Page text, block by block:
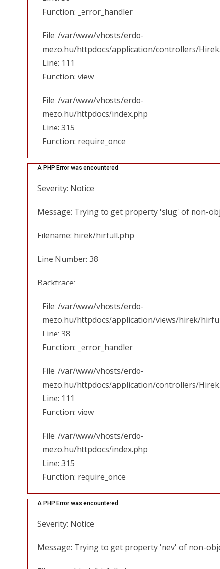
Function: _error_handler
File: /var/www/vhosts/erdo-
mezo.hu/httpdocs/application/controllers/
Line: 111
Function: view
File: /var/www/vhosts/erdo-
mezo.hu/httpdocs/index.php
Line: 315
Function: require_once
A PHP Error was encountered
Severity: Notice
Message: Trying to get property 'slug' of non-
Filename: hirek/hirfull.php
Line Number: 38
Backtrace:
File: /var/www/vhosts/erdo-
mezo.hu/httpdocs/application/views/hirek/
Line: 38
Function: _error_handler
File: /var/www/vhosts/erdo-
mezo.hu/httpdocs/application/controllers/
Line: 111
Function: view
File: /var/www/vhosts/erdo-
mezo.hu/httpdocs/index.php
Line: 315
Function: require_once
A PHP Error was encountered
Severity: Notice
Message: Trying to get property 'nev' of non-